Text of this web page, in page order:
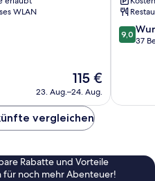
WLAN
Der
Preis
beträgt
115 €
115 €
23. Aug.–24. Aug.
Imizu
9.0
von
9,0
37
vergleichen
Rabatte und Vorteile
für noch mehr Abenteuer!